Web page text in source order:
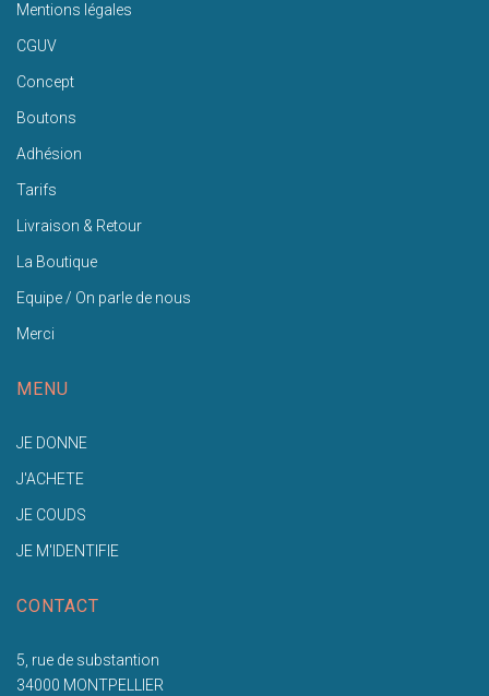
Mentions légales
CGUV
Concept
Boutons
Adhésion
Tarifs
Livraison & Retour
La Boutique
Equipe / On parle de nous
Merci
MENU
JE DONNE
J'ACHETE
JE COUDS
JE M'IDENTIFIE
CONTACT
5, rue de substantion
34000 MONTPELLIER